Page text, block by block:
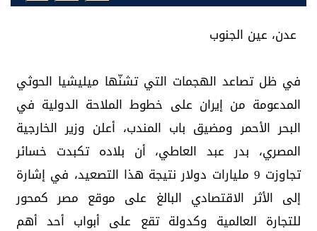
عدن، عين الجنوب
في ظل تصاعد الهجمات التي تشنّها ميليشيا الحوثي
المدعومة من إيران على خطوط الملاحة الدولية في
البحر الأحمر ومضيق باب المندب، أعلن وزير الخارجية
المصري، بدر عبد العاطي، أن بلاده تكبدت خسائر
تجاوزت 9 مليارات دولار نتيجة هذا التصعيد، في إشارة
إلى الأثر الاقتصادي البالغ على موقع مصر كمحور
للتجارة العالمية وكدولة تقع على أبواب أحد أهم